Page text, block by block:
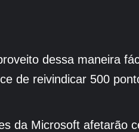
dessa maneira
de reivindicar 500
da Microsoft afetarão